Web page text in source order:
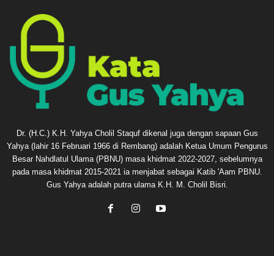
Dr. (H.C.) K.H. Yahya Cholil Staquf dikenal juga dengan sapaan Gus
Yahya (lahir 16 Februari 1966 di Rembang) adalah Ketua Umum Pengurus
Besar Nahdlatul Ulama (PBNU) masa khidmat 2022-2027, sebelumnya
pada masa khidmat 2015-2021 ia menjabat sebagai Katib 'Aam PBNU.
Gus Yahya adalah putra ulama K.H. M. Cholil Bisri.